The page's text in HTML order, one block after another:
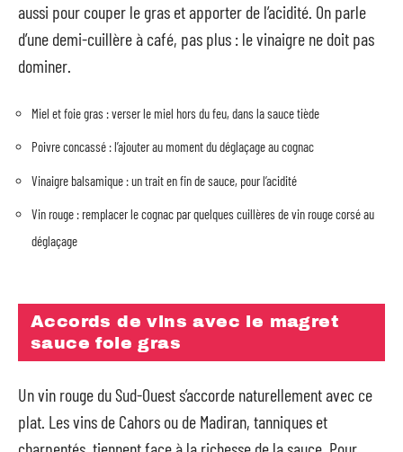
aussi pour couper le gras et apporter de l’acidité. On parle
d’une demi-cuillère à café, pas plus : le vinaigre ne doit pas
dominer.
Miel et foie gras : verser le miel hors du feu, dans la sauce tiède
Poivre concassé : l’ajouter au moment du déglaçage au cognac
Vinaigre balsamique : un trait en fin de sauce, pour l’acidité
Vin rouge : remplacer le cognac par quelques cuillères de vin rouge corsé au
déglaçage
Accords de vins avec le magret
sauce foie gras
Un vin rouge du Sud-Ouest s’accorde naturellement avec ce
plat. Les vins de Cahors ou de Madiran, tanniques et